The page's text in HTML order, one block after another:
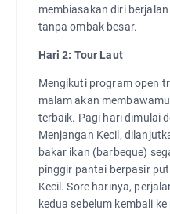
membiasakan diri
tanpa ombak besar.
Hari 2: Tour Laut
Mengikuti program open
malam akan
terbaik. Pagi hari dimulai
Menjangan Kecil,
bakar ikan (barbeque)
pinggir pantai berpasir
Kecil. Sore harinya,
kedua sebelum kembali